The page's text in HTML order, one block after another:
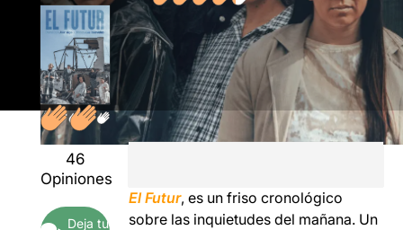
46
Opiniones
Deja tu
El Futur, es un friso cronológico
sobre las inquietudes del mañana. Un